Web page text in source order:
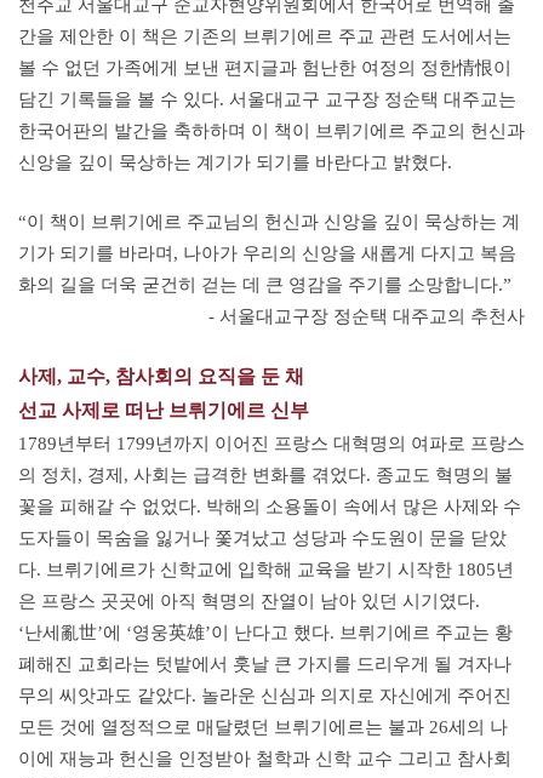
천주교 서울대교구 순교자현양위원회에서 한국어로 번역해 출
간을 제안한 이 책은 기존의 브뤼기에르 주교 관련 도서에서는
볼 수 없던 가족에게 보낸 편지글과 험난한 여정의 정한情恨이
담긴 기록들을 볼 수 있다. 서울대교구 교구장 정순택 대주교는
한국어판의 발간을 축하하며 이 책이 브뤼기에르 주교의 헌신과
신앙을 깊이 묵상하는 계기가 되기를 바란다고 밝혔다.
“이 책이 브뤼기에르 주교님의 헌신과 신앙을 깊이 묵상하는 계
기가 되기를 바라며, 나아가 우리의 신앙을 새롭게 다지고 복음
화의 길을 더욱 굳건히 걷는 데 큰 영감을 주기를 소망합니다.”
- 서울대교구장 정순택 대주교의 추천사
사제, 교수, 참사회의 요직을 둔 채
선교 사제로 떠난 브뤼기에르 신부
1789년부터 1799년까지 이어진 프랑스 대혁명의 여파로 프랑스
의 정치, 경제, 사회는 급격한 변화를 겪었다. 종교도 혁명의 불
꽃을 피해갈 수 없었다. 박해의 소용돌이 속에서 많은 사제와 수
도자들이 목숨을 잃거나 쫓겨났고 성당과 수도원이 문을 닫았
다. 브뤼기에르가 신학교에 입학해 교육을 받기 시작한 1805년
은 프랑스 곳곳에 아직 혁명의 잔열이 남아 있던 시기였다.
‘난세亂世’에 ‘영웅英雄’이 난다고 했다. 브뤼기에르 주교는 황
폐해진 교회라는 텃밭에서 훗날 큰 가지를 드리우게 될 겨자나
무의 씨앗과도 같았다. 놀라운 신심과 의지로 자신에게 주어진
모든 것에 열정적으로 매달렸던 브뤼기에르는 불과 26세의 나
이에 재능과 헌신을 인정받아 철학과 신학 교수 그리고 참사회